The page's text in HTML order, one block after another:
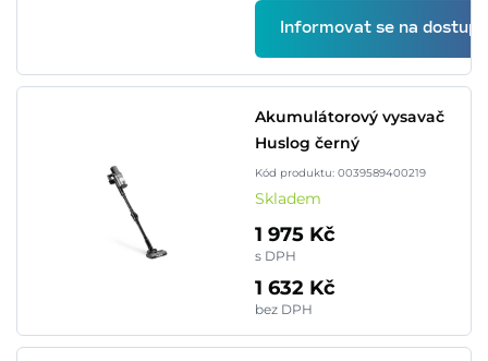
Informovat se na
Akumulátorový vysavač
Huslog černý
Kód produktu: 0039589400219
Skladem
1 975 Kč
s DPH
1 632 Kč
bez DPH